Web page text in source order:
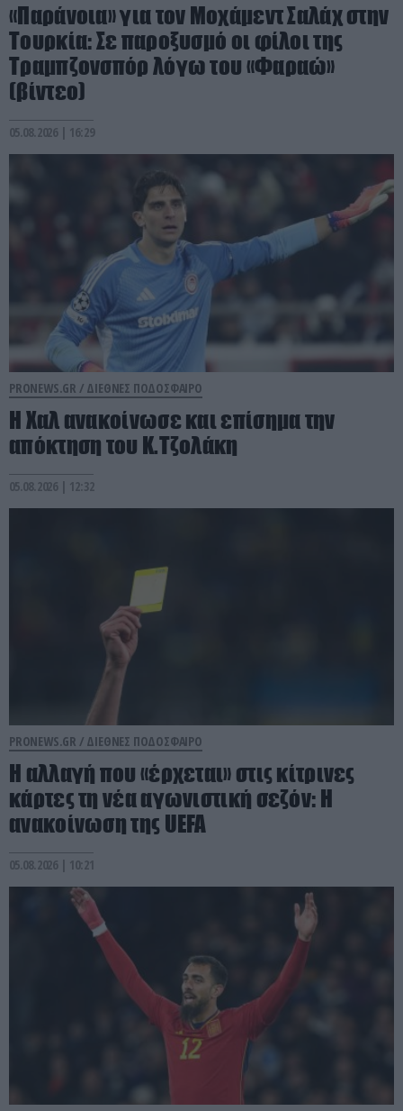
«Παράνοια» για τον Μοχάμεντ Σαλάχ στην
Τουρκία: Σε παροξυσμό οι φίλοι της
Τραμπζονσπόρ λόγω του «Φαραώ»
(βίντεο)
05.08.2026 | 16:29
PRONEWS.GR / ΔΙΕΘΝΕΣ ΠΟΔΟΣΦΑΙΡΟ
Η Χαλ ανακοίνωσε και επίσημα την
απόκτηση του Κ.Τζολάκη
05.08.2026 | 12:32
PRONEWS.GR / ΔΙΕΘΝΕΣ ΠΟΔΟΣΦΑΙΡΟ
Η αλλαγή που «έρχεται» στις κίτρινες
κάρτες τη νέα αγωνιστική σεζόν: Η
ανακοίνωση της UEFA
05.08.2026 | 10:21